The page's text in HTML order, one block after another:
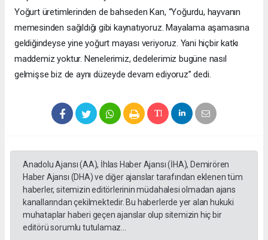
Yoğurt üretimlerinden de bahseden Kan, “Yoğurdu, hayvanın
memesinden sağıldığı gibi kaynatıyoruz. Mayalama aşamasına
geldiğindeyse yine yoğurt mayası veriyoruz. Yani hiçbir katkı
maddemiz yoktur. Nenelerimiz, dedelerimiz bugüne nasıl
gelmişse biz de aynı düzeyde devam ediyoruz” dedi.
Anadolu Ajansı (AA), İhlas Haber Ajansı (İHA), Demirören
Haber Ajansı (DHA) ve diğer ajanslar tarafından eklenen tüm
haberler, sitemizin editörlerinin müdahalesi olmadan ajans
kanallarından çekilmektedir. Bu haberlerde yer alan hukuki
muhataplar haberi geçen ajanslar olup sitemizin hiç bir
editörü sorumlu tutulamaz...